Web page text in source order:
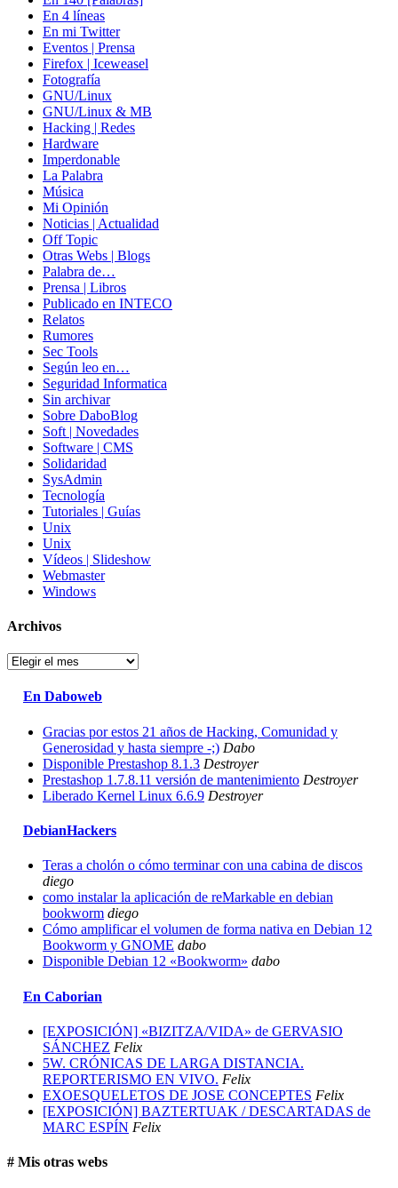
En 4 líneas
En mi Twitter
Eventos | Prensa
Firefox | Iceweasel
Fotografía
GNU/Linux
GNU/Linux & MB
Hacking | Redes
Hardware
Imperdonable
La Palabra
Música
Mi Opinión
Noticias | Actualidad
Off Topic
Otras Webs | Blogs
Palabra de…
Prensa | Libros
Publicado en INTECO
Relatos
Rumores
Sec Tools
Según leo en…
Seguridad Informatica
Sin archivar
Sobre DaboBlog
Soft | Novedades
Software | CMS
Solidaridad
SysAdmin
Tecnología
Tutoriales | Guías
Unix
Unix
Vídeos | Slideshow
Webmaster
Windows
Archivos
Archivos
En Daboweb
Gracias por estos 21 años de Hacking, Comunidad y
Generosidad y hasta siempre -;) Dabo
Disponible Prestashop 8.1.3 Destroyer
Prestashop 1.7.8.11 versión de mantenimiento Destroyer
Liberado Kernel Linux 6.6.9 Destroyer
DebianHackers
Teras a cholón o cómo terminar con una cabina de discos
diego
como instalar la aplicación de reMarkable en debian
bookworm diego
Cómo amplificar el volumen de forma nativa en Debian 12
Bookworm y GNOME dabo
Disponible Debian 12 «Bookworm» dabo
En Caborian
[EXPOSICIÓN] «BIZITZA/VIDA» de GERVASIO
SÁNCHEZ Felix
5W. CRÓNICAS DE LARGA DISTANCIA.
REPORTERISMO EN VIVO. Felix
EXOESQUELETOS DE JOSE CONCEPTES Felix
[EXPOSICIÓN] BAZTERTUAK / DESCARTADAS de
MARC ESPÍN Felix
# Mis otras webs